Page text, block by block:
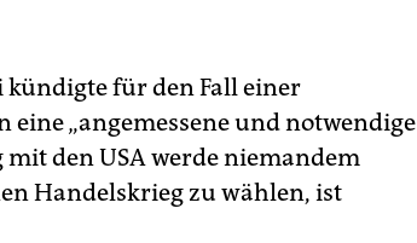
kündigte für den Fall einer
„angemessene und notwendige
den USA werde niemandem
Handelskrieg zu wählen, ist